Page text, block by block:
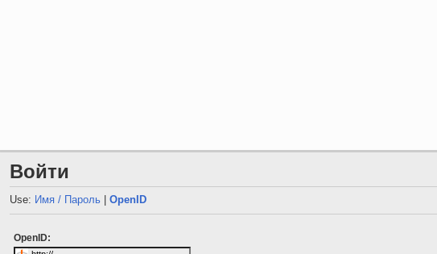
Войти
Use: Имя / Пароль| OpenID
OpenID: